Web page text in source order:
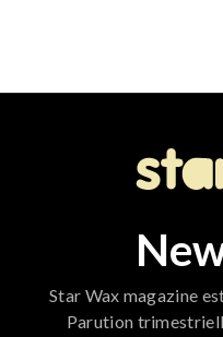
Star Wax magazine
Parution